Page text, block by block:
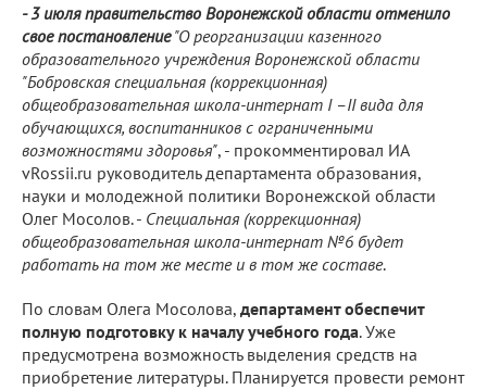
- 3 июля правительство Воронежской области отменило
свое постановление"О реорганизации казенного
образовательного учреждения Воронежской области
"Бобровская специальная (коррекционная)
общеобразовательная школа-интернат I –II вида для
обучающихся, воспитанников с ограниченными
возможностями здоровья", - прокомментировал ИА
vRossii.ru руководитель департамента образования,
науки и молодежной политики Воронежской области
Олег Мосолов. - Специальная (коррекционная)
общеобразовательная школа-интернат №6 будет
работать на том же месте и в том же составе.
По словам Олега Мосолова, департамент обеспечит
полную подготовку к началу учебного года. Уже
предусмотрена возможность выделения средств на
приобретение литературы. Планируется провести ремонт